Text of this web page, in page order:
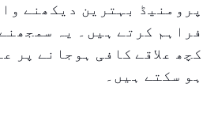
پرومنیڈ بہترین دیکھنے
فراہم کرتے ہیں۔ یہ
کچھ علاقے کافی ہوجانے پر
ہو سکتے ہیں۔